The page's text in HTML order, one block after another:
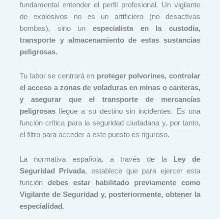
fundamental entender el perfil profesional. Un vigilante
de explosivos no es un artificiero (no desactivas
bombas), sino un especialista en la custodia,
transporte y almacenamiento de estas sustancias
peligrosas.
Tu labor se centrará en proteger polvorines, controlar
el acceso a zonas de voladuras en minas o canteras,
y asegurar que el transporte de mercancías
peligrosas
llegue a su destino sin incidentes. Es una
función crítica para la seguridad ciudadana y, por tanto,
el filtro para acceder a este puesto es riguroso.
La normativa española, a través de laLey de
Seguridad Privada, establece que para ejercer esta
función debes estar habilitado previamente como
Vigilante de Seguridad y, posteriormente, obtener la
especialidad.